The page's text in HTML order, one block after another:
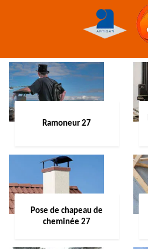
Ramoneur 27
Pose de chapeau de
cheminée 27